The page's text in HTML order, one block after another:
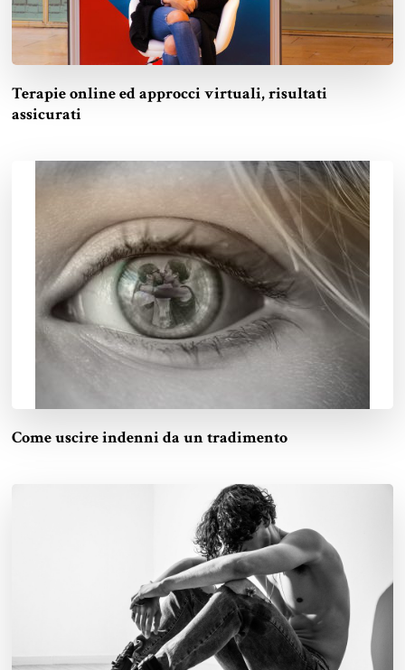
Terapie online ed approcci virtuali, risultati
assicurati
Come uscire indenni da un tradimento